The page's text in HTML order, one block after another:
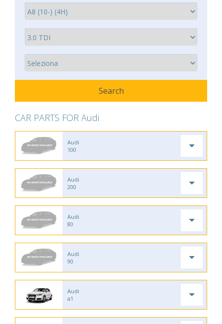
CAR PARTS FOR Audi
Audi
100
Audi
200
Audi
80
Audi
90
Audi
a1